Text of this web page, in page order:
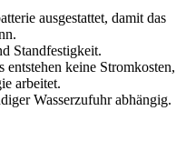
ausgestattet, damit das
Standfestigkeit.
entstehen keine Stromkosten,
arbeitet.
Wasserzufuhr abhängig.